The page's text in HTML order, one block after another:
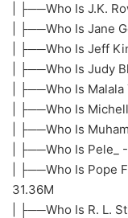
| ├──Who Is J.K.
| ├──Who Is Jane
| ├──Who Is Jeff
| ├──Who Is Judy
| ├──Who Is
| ├──Who Is
| ├──Who Is
| ├──Who Is Pele_
| ├──Who Is Pope
31.36M
| ├──Who Is R. L.